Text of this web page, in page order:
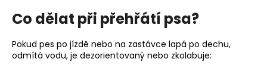
Co dělat při přehřátí psa?
Pokud pes po jízdě nebo na zastávce lapá po dechu,
odmítá vodu, je dezorientovaný nebo zkolabuje: